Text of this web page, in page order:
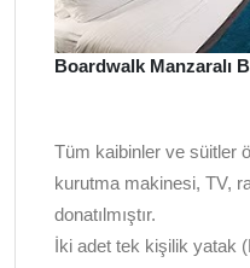
Boardwalk Manzaralı
Tüm kaibinler ve süitler
kurutma makinesi, TV,
donatılmıştır.
İki adet tek kişilik yatak